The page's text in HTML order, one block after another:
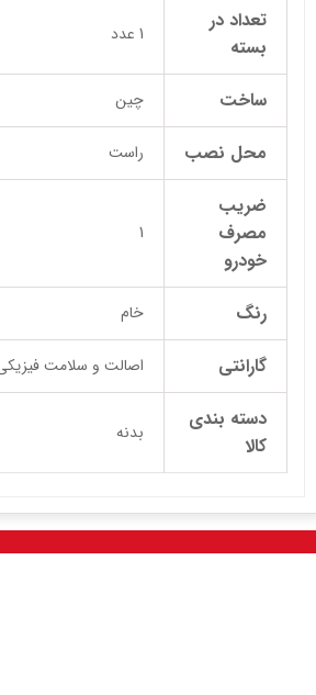
تعداد در
بسته
1 عدد
ساخت چین
محل نصب راست
ضریب
مصرف
خودرو
1
رنگ خام
گارانتی اصالت و سلامت فیزیکی
دسته بندی
کالا
بدنه